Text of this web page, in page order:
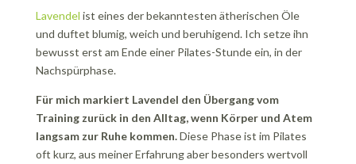
Lavendel ist eines der bekanntesten ätherischen Öle
und duftet blumig, weich und beruhigend. Ich setze ihn
bewusst erst am Ende einer Pilates-Stunde ein, in der
Nachspürphase.
Für mich markiert Lavendel den Übergang vom
Training zurück in den Alltag, wenn Körper und Atem
langsam zur Ruhe kommen.Diese Phase ist im Pilates
oft kurz, aus meiner Erfahrung aber besonders wertvoll